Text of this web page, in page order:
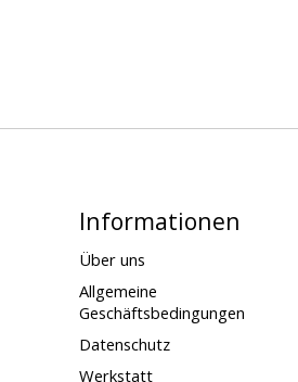
Informationen
Über uns
Allgemeine
Geschäftsbedingungen
Datenschutz
Werkstatt